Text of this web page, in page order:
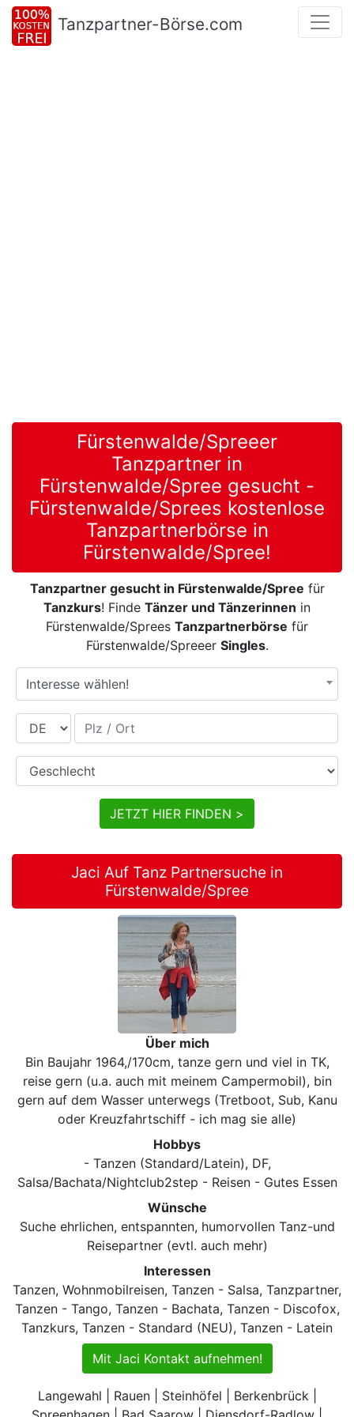
Tanzpartner-Börse.com
Fürstenwalde/Spreeer
Tanzpartner in
Fürstenwalde/Spree gesucht -
Fürstenwalde/Sprees kostenlose
Tanzpartnerbörse in
Fürstenwalde/Spree!
Tanzpartner gesucht in Fürstenwalde/Spree für
Tanzkurs! Finde Tänzer und Tänzerinnen in
Fürstenwalde/Sprees Tanzpartnerbörse für
Fürstenwalde/Spreeer Singles.
Interesse wählen!
Land Plz / Ort
Geschlecht
JETZT HIER FINDEN >
Jaci Auf Tanz Partnersuche in
Fürstenwalde/Spree
Über mich
Bin Baujahr 1964,/170cm, tanze gern und viel in TK,
reise gern (u.a. auch mit meinem Campermobil), bin
gern auf dem Wasser unterwegs (Tretboot, Sub, Kanu
oder Kreuzfahrtschiff - ich mag sie alle)
Hobbys
- Tanzen (Standard/Latein), DF,
Salsa/Bachata/Nightclub2step - Reisen - Gutes Essen
Wünsche
Suche ehrlichen, entspannten, humorvollen Tanz-und
Reisepartner (evtl. auch mehr)
Interessen
Tanzen, Wohnmobilreisen, Tanzen - Salsa, Tanzpartner,
Tanzen - Tango, Tanzen - Bachata, Tanzen - Discofox,
Tanzkurs, Tanzen - Standard (NEU), Tanzen - Latein
Mit Jaci Kontakt aufnehmen!
Langewahl | Rauen | Steinhöfel | Berkenbrück |